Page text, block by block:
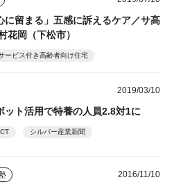
に留まる」五感に訴えるケア／サ高
花岡（下松市）
ービス付き高齢者向け住宅
2019/03/10
ト活用で特養の人員2.8対1に
シルバー産業新聞
2016/11/10